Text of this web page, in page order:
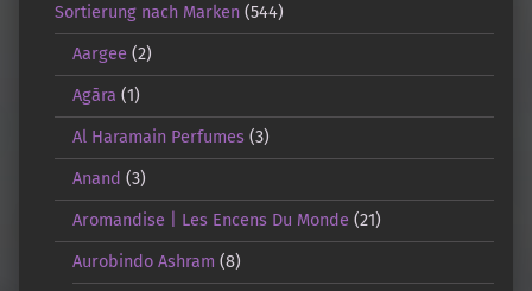
Sortierung nach Marken (544)
Aargee (2)
Agāra (1)
Al Haramain Perfumes(3)
Anand (3)
Aromandise | Les Encens Du Monde (21)
Aurobindo Ashram (8)